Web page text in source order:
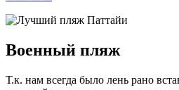
Военный пляж
Т.к. нам всегда было лень рано